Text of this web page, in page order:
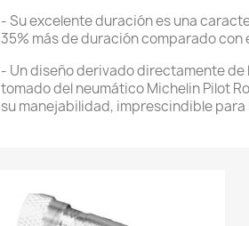
- Su excelente duración es una
35% más de duración comparado con
- Un diseño derivado directamente
tomado del neumático Michelin Pilot
su manejabilidad, imprescindible